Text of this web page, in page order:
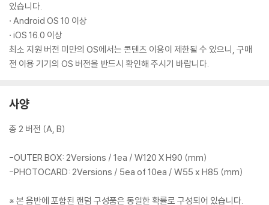
있습니다.
· Android OS 10 이상
· iOS 16.0 이상
최소 지원 버전 미만의 OS에서는 콘텐츠 이용이 제한될 수 있으니, 구매
전 이용 기기의 OS 버전을 반드시 확인해 주시기 바랍니다.
사양
총 2 버전 (A, B)
-OUTER BOX: 2Versions / 1ea / W120 X H90 (mm)
-PHOTOCARD: 2Versions / 5ea of 10ea / W55 x H85 (mm)
※ 본 음반에 포함된 랜덤 구성품은 동일한 확률로 구성되어 있습니다.